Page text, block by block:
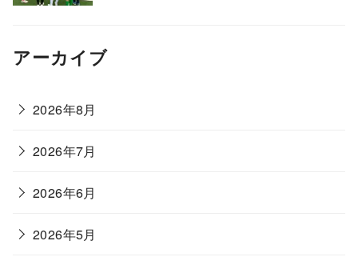
アーカイブ
2026年8月
2026年7月
2026年6月
2026年5月